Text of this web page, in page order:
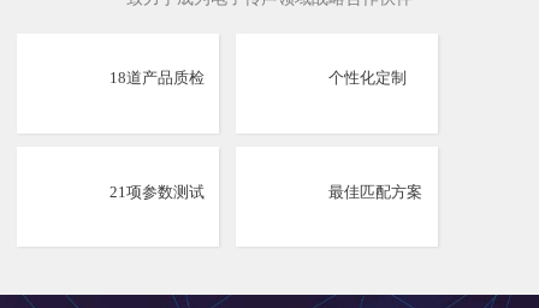
18道产品质检 个性化定制
21项参数测试 最佳匹配方案